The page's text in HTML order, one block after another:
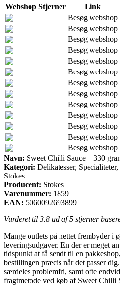
Webshop Stjerner
Link
Besøg webshop
Besøg webshop
Besøg webshop
Besøg webshop
Besøg webshop
Besøg webshop
Besøg webshop
Besøg webshop
Besøg webshop
Besøg webshop
Besøg webshop
Besøg webshop
Besøg webshop
Navn: Sweet Chilli Sauce – 330
Kategori: Delikatesser,
Stokes
Producent: Stokes
Varenummer: 1859
EAN: 5060092693899
Vurderet til 3.8 ud af 5 stjerner
Mange outlets på nettet frembyder i
leveringsudgaver. En der er meget
tidspunkt at få sendt til en
bestillingen præcis når det passer
særdeles problemfri, samt ofte
fragtmetode ved køb af Sweet Chilli